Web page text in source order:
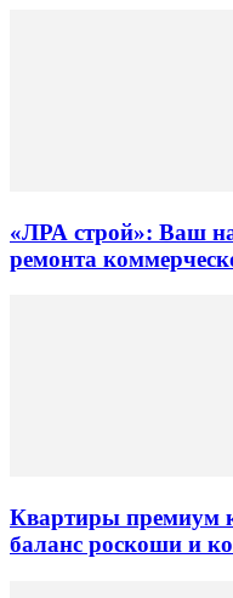
«ЛРА строй»: Ваш
ремонта
Квартиры премиум
баланс роскоши и